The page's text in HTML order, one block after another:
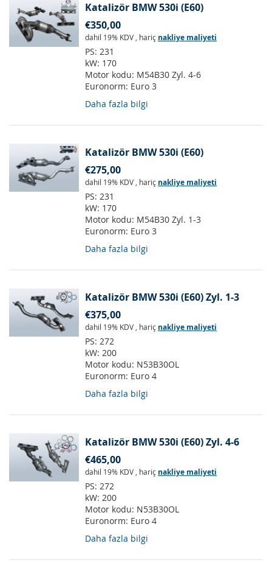
Katalizör BMW 530i (E60)
€350,00
dahil 19% KDV , hariç nakliye maliyeti
PS: 231
kW: 170
Motor kodu: M54B30 Zyl. 4-6
Euronorm: Euro 3
Daha fazla bilgi
Katalizör BMW 530i (E60)
€275,00
dahil 19% KDV , hariç nakliye maliyeti
PS: 231
kW: 170
Motor kodu: M54B30 Zyl. 1-3
Euronorm: Euro 3
Daha fazla bilgi
Katalizör BMW 530i (E60) Zyl. 1-3
€375,00
dahil 19% KDV , hariç nakliye maliyeti
PS: 272
kW: 200
Motor kodu: N53B30OL
Euronorm: Euro 4
Daha fazla bilgi
Katalizör BMW 530i (E60) Zyl. 4-6
€465,00
dahil 19% KDV , hariç nakliye maliyeti
PS: 272
kW: 200
Motor kodu: N53B30OL
Euronorm: Euro 4
Daha fazla bilgi